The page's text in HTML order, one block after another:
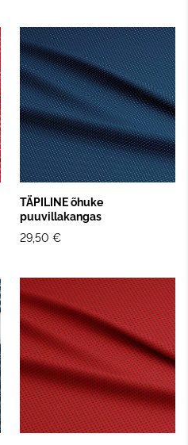
TÄPILINE õhuke
puuvillakangas
29,50 €